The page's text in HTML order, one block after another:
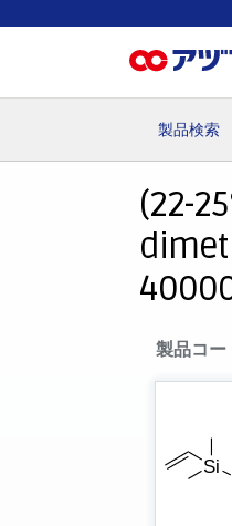
製品検索
(22-
製品コ